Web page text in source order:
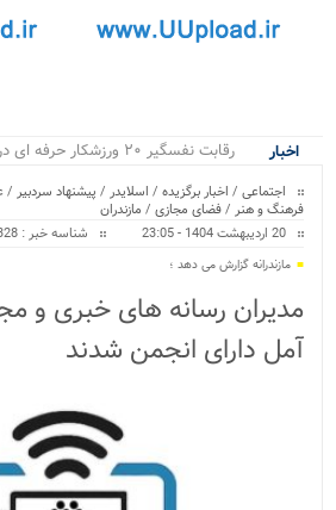
اخبار
۴ پر.
اجتماعی / اخبار برگزیده / اسلایدر / پیشنهاد سردبیر /
فرهنگ و هنر /فضای مجازی / مازندران
20 اردیبهشت 1404 - 23:05
شناسه خبر : 156328
مازندرانه گزارش می دهد ؛
مدیران رسانه های خبری و
آمل دارای انجمن شدند